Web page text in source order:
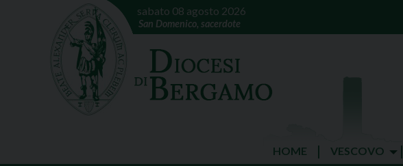
sabato 08 agosto 2026
San Domenico, sacerdote
HOME VESCOVO